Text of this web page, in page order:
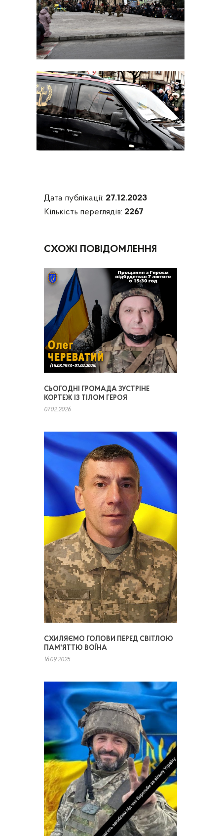
Дата публікації: 27.12.2023
Кількість переглядів: 2267
СХОЖІ ПОВІДОМЛЕННЯ
СЬОГОДНІ ГРОМАДА ЗУСТРІНЕ
КОРТЕЖ ІЗ ТІЛОМ ГЕРОЯ
07.02.2026
СХИЛЯЄМО ГОЛОВИ ПЕРЕД СВІТЛОЮ
ПАМ'ЯТТЮ ВОЇНА
16.09.2025